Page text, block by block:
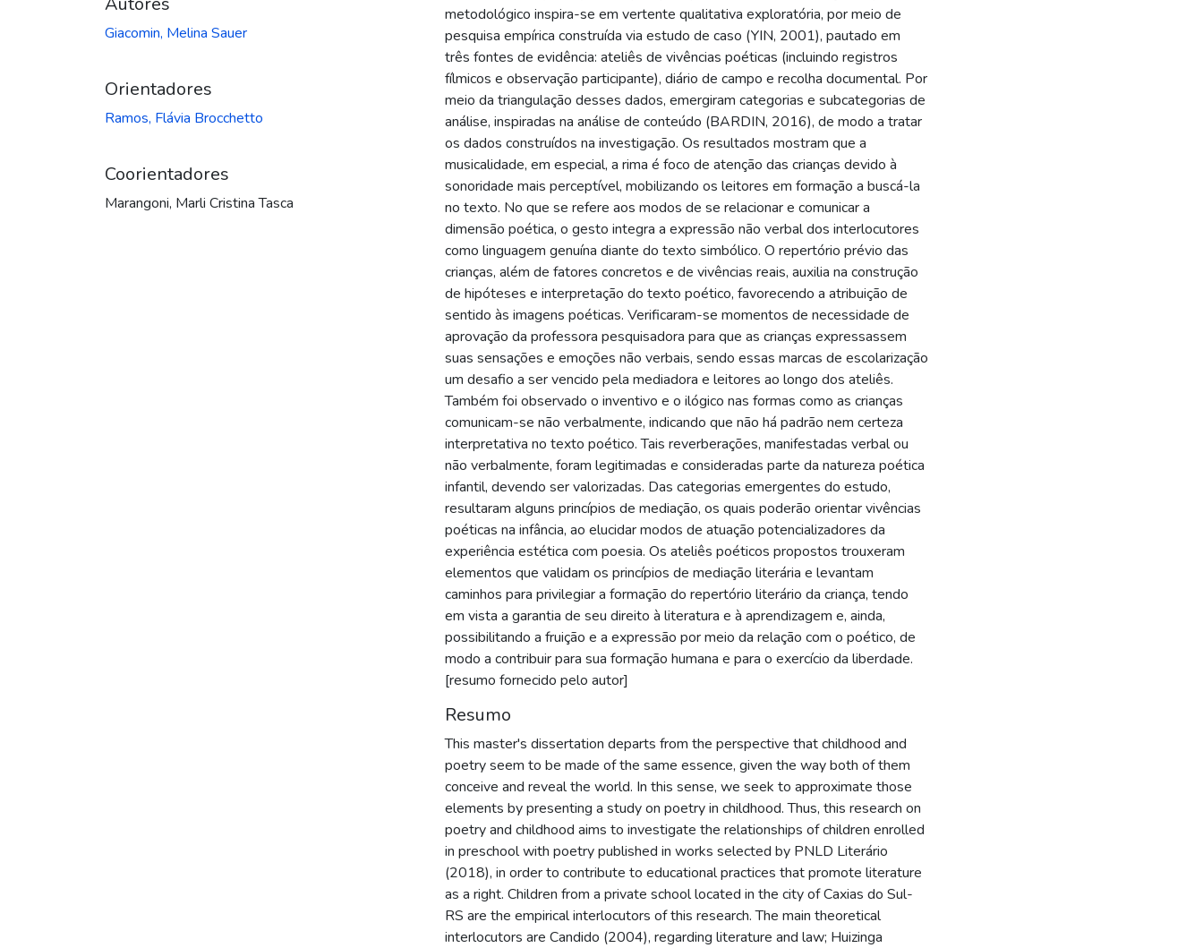
Giacomin, Melina Sauer
Orientadores
Ramos, Flávia Brocchetto
Coorientadores
Marangoni, Marli Cristina Tasca
metodológico inspira-se em vertente qualitativa exploratória, por meio de
pesquisa empírica construída via estudo de caso (YIN, 2001), pautado em
três fontes de evidência: ateliês de vivências poéticas (incluindo registros
fílmicos e observação participante), diário de campo e recolha documental. Por
meio da triangulação desses dados, emergiram categorias e subcategorias de
análise, inspiradas na análise de conteúdo (BARDIN, 2016), de modo a tratar
os dados construídos na investigação. Os resultados mostram que a
musicalidade, em especial, a rima é foco de atenção das crianças devido à
sonoridade mais perceptível, mobilizando os leitores em formação a buscá-la
no texto. No que se refere aos modos de se relacionar e comunicar a
dimensão poética, o gesto integra a expressão não verbal dos interlocutores
como linguagem genuína diante do texto simbólico. O repertório prévio das
crianças, além de fatores concretos e de vivências reais, auxilia na construção
de hipóteses e interpretação do texto poético, favorecendo a atribuição de
sentido às imagens poéticas. Verificaram-se momentos de necessidade de
aprovação da professora pesquisadora para que as crianças expressassem
suas sensações e emoções não verbais, sendo essas marcas de escolarização
um desafio a ser vencido pela mediadora e leitores ao longo dos ateliês.
Também foi observado o inventivo e o ilógico nas formas como as crianças
comunicam-se não verbalmente, indicando que não há padrão nem certeza
interpretativa no texto poético. Tais reverberações, manifestadas verbal ou
não verbalmente, foram legitimadas e consideradas parte da natureza poética
infantil, devendo ser valorizadas. Das categorias emergentes do estudo,
resultaram alguns princípios de mediação, os quais poderão orientar vivências
poéticas na infância, ao elucidar modos de atuação potencializadores da
experiência estética com poesia. Os ateliês poéticos propostos trouxeram
elementos que validam os princípios de mediação literária e levantam
caminhos para privilegiar a formação do repertório literário da criança, tendo
em vista a garantia de seu direito à literatura e à aprendizagem e, ainda,
possibilitando a fruição e a expressão por meio da relação com o poético, de
modo a contribuir para sua formação humana e para o exercício da liberdade.
[resumo fornecido pelo autor]
Resumo
This master's dissertation departs from the perspective that childhood and
poetry seem to be made of the same essence, given the way both of them
conceive and reveal the world. In this sense, we seek to approximate those
elements by presenting a study on poetry in childhood. Thus, this research on
poetry and childhood aims to investigate the relationships of children enrolled
in preschool with poetry published in works selected by PNLD Literário
(2018), in order to contribute to educational practices that promote literature
as a right. Children from a private school located in the city of Caxias do Sul-
RS are the empirical interlocutors of this research. The main theoretical
interlocutors are Candido (2004), regarding literature and law; Huizinga